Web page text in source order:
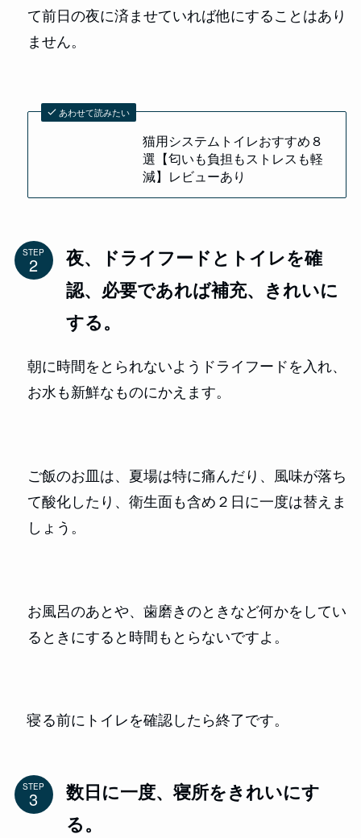
て前日の夜に済ませていれば他にすることはあり
ません。
あわせて読みたい
猫用システムトイレおすすめ８
選【匂いも負担もストレスも軽
減】レビューあり
STEP
夜、ドライフードとトイレを確
認、必要であれば補充、きれいに
する。
朝に時間をとられないようドライフードを入れ、
お水も新鮮なものにかえます。
ご飯のお皿は、夏場は特に痛んだり、風味が落ち
て酸化したり、衛生面も含め２日に一度は替えま
しょう。
お風呂のあとや、歯磨きのときなど何かをしてい
るときにすると時間もとらないですよ。
寝る前にトイレを確認したら終了です。
STEP
数日に一度、寝所をきれいにす
る。